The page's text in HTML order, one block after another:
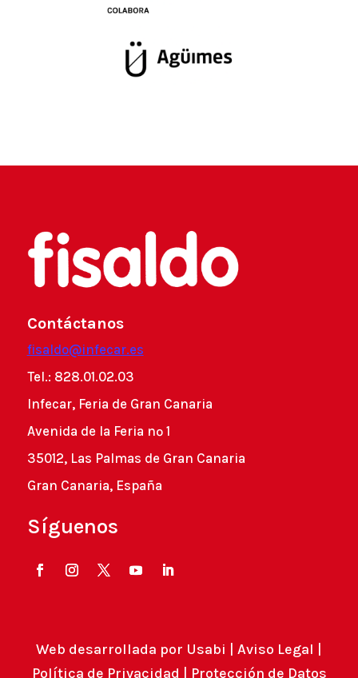
Contáctanos
fisaldo@infecar.es
Tel.: 828.01.02.03
Infecar, Feria de Gran Canaria
Avenida de la Feria nº 1
35012, Las Palmas de Gran Canaria
Gran Canaria, España
Síguenos
Web desarrollada por Usabi Aviso Legal
Política de Privacidad
Protección de Datos